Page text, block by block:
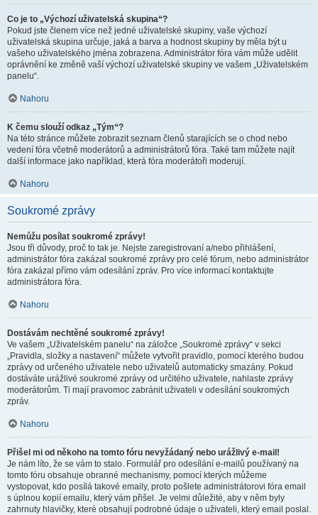
Co je to „Výchozí uživatelská skupina“?
Pokud jste členem více než jedné uživatelské skupiny, vaše výchozí
uživatelská skupina určuje, jaká a barva a hodnost skupiny by měla být u
vašeho uživatelského jména zobrazena. Administrátor fóra vám může udělit
oprávnění ke změně vaší výchozí uživatelské skupiny ve vašem „Uživatelském
panelu“.
Nahoru
K čemu slouží odkaz „Tým“?
Na této stránce můžete zobrazit seznam členů starajících se o chod nebo
vedení fóra včetně moderátorů a administrátorů fóra. Také tam můžete najít
další informace jako například, která fóra moderátoři moderují.
Nahoru
Soukromé zprávy
Nemůžu posílat soukromé zprávy!
Jsou tři důvody, proč to tak je. Nejste zaregistrovaní a/nebo přihlášení,
administrátor fóra zakázal soukromé zprávy pro celé fórum, nebo administrátor
fóra zakázal přímo vám odesílání zpráv. Pro více informací kontaktujte
administrátora fóra.
Nahoru
Dostávám nechtěné soukromé zprávy!
Ve vašem „Uživatelském panelu“ na záložce „Soukromé zprávy“ v sekci
„Pravidla, složky a nastavení“ můžete vytvořit pravidlo, pomocí kterého budou
zprávy od určeného uživatele nebo uživatelů automaticky smazány. Pokud
dostáváte urážlivé soukromé zprávy od určitého uživatele, nahlaste zprávy
moderátorům. Ti mají pravomoc zabránit uživateli v odesílání soukromých
zpráv.
Nahoru
Přišel mi od někoho na tomto fóru nevyžádaný nebo urážlivý e-mail!
Je nám líto, že se vám to stalo. Formulář pro odesílání e-mailů používaný na
tomto fóru obsahuje obranné mechanismy, pomocí kterých můžeme
vystopovat, kdo posílá takové emaily, proto pošlete administrátorovi fóra email
s úplnou kopií emailu, který vám přišel. Je velmi důležité, aby v něm byly
zahrnuty hlavičky, které obsahují podrobné údaje o uživateli, který email poslal.